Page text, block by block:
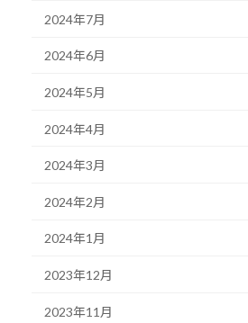
2024年7月
2024年6月
2024年5月
2024年4月
2024年3月
2024年2月
2024年1月
2023年12月
2023年11月